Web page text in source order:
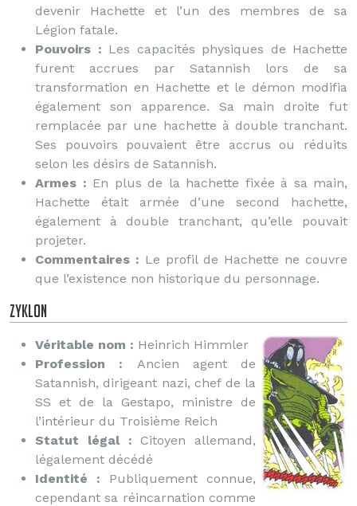
devenir Hachette et l’un des membres de sa
Légion fatale.
Pouvoirs : Les capacités physiques de Hachette
furent accrues par Satannish lors de sa
transformation en Hachette et le démon modifia
également son apparence. Sa main droite fut
remplacée par une hachette à double tranchant.
Ses pouvoirs pouvaient être accrus ou réduits
selon les désirs de Satannish.
Armes : En plus de la hachette fixée à sa main,
Hachette était armée d’une second hachette,
également à double tranchant, qu’elle pouvait
projeter.
Commentaires : Le profil de Hachette ne couvre
que l’existence non historique du personnage.
Zyklon
Véritable nom : Heinrich Himmler
Profession : Ancien agent de
Satannish, dirigeant nazi, chef de la
SS et de la Gestapo, ministre de
l’intérieur du Troisième Reich
Statut légal : Citoyen allemand,
légalement décédé
Identité : Publiquement connue,
cependant sa réincarnation comme